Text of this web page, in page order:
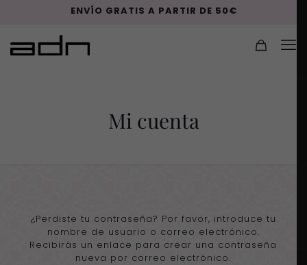
ENVÍO GRATIS A PARTIR DE 50€
Mi cuenta
¿Perdiste tu contraseña? Por favor, introduce tu
nombre de usuario o correo electrónico.
Recibirás un enlace para crear una contraseña
nueva por correo electrónico.